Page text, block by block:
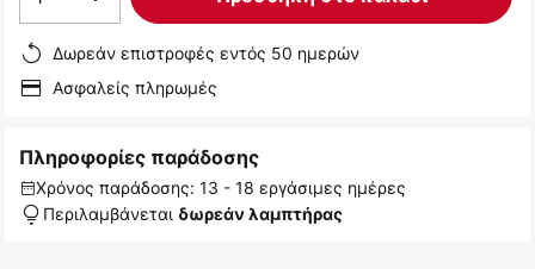
Δωρεάν επιστροφές εντός 50 ημερών
Ασφαλείς πληρωμές
Πληροφορίες παράδοσης
Χρόνος παράδοσης: 13 - 18 εργάσιμες ημέρες
Περιλαμβάνεται δωρεάν λαμπτήρας